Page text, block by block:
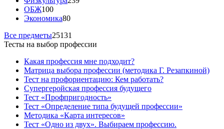
ОБЖ100
Экономика80
Все предметы25131
Тесты на выбор профессии
Какая профессия мне подходит?
Матрица выбора профессии (методика Г. Резапкиной)
Тест на профориентацию: Кем работать?
Супергеройская профессия будущего
Тест «Профпригодность»
Тест «Определение типа будущей профессии»
Методика «Карта интересов»
Тест «Одно из двух». Выбираем профессию.